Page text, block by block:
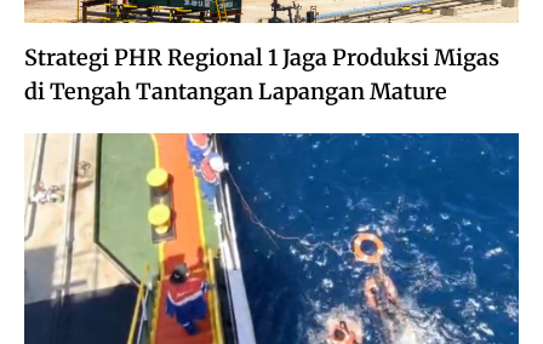
Strategi PHR Regional 1 Jaga Produksi Migas
di Tengah Tantangan Lapangan Mature